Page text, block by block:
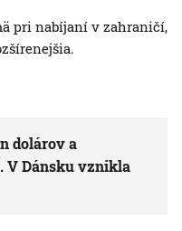
pri nabíjaní v zahraničí,
dolárov a
V Dánsku vznikla